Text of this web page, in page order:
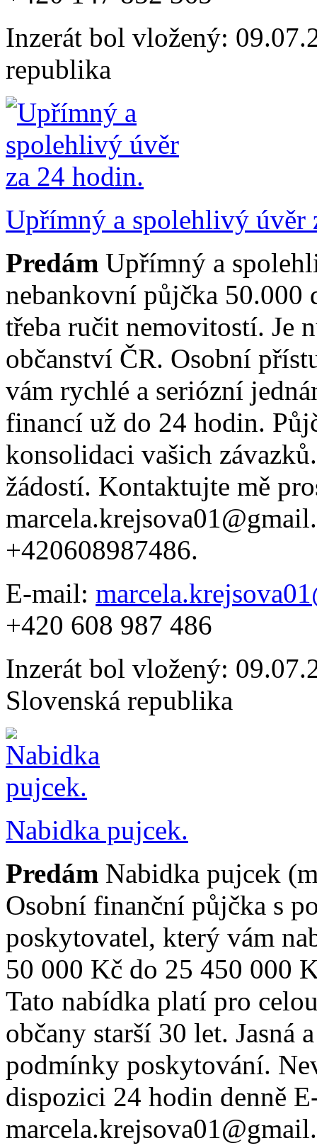
Inzerát bol vložený:
republika
Upřímný a spolehlivý úvěr
Predám Upřímný a
nebankovní půjčka 50.000
třeba ručit nemovitostí. Je
občanství ČR. Osobní
vám rychlé a seriózní
financí už do 24 hodin.
konsolidaci vašich
žádostí. Kontaktujte mě
+420608987486.
E-mail:
+420 608 987 486
Inzerát bol vložený:
Slovenská republika
Nabidka pujcek.
Predám Nabidka pujcek
Osobní finanční půjčka s
poskytovatel, který vám
50 000 Kč do 25 450 000
Tato nabídka platí pro
občany starší 30 let. Jasná
podmínky poskytování.
dispozici 24 hodin denně